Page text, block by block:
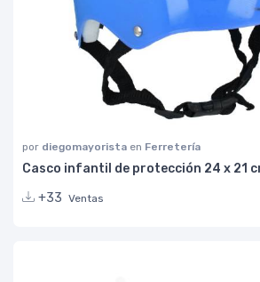
por diegomayorista en Ferretería
Casco infantil de protección 24 x 21
+33 Ventas